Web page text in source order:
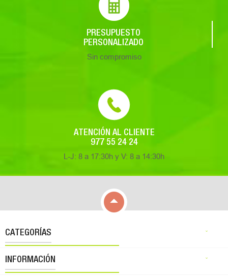
PRESUPUESTO
PERSONALIZADO
Sin compromiso
ATENCIÓN AL CLIENTE
977 55 24 24
L-J: 8 a 17:30h y V: 8 a 14:30h

CATEGORÍAS 
INFORMACIÓN 